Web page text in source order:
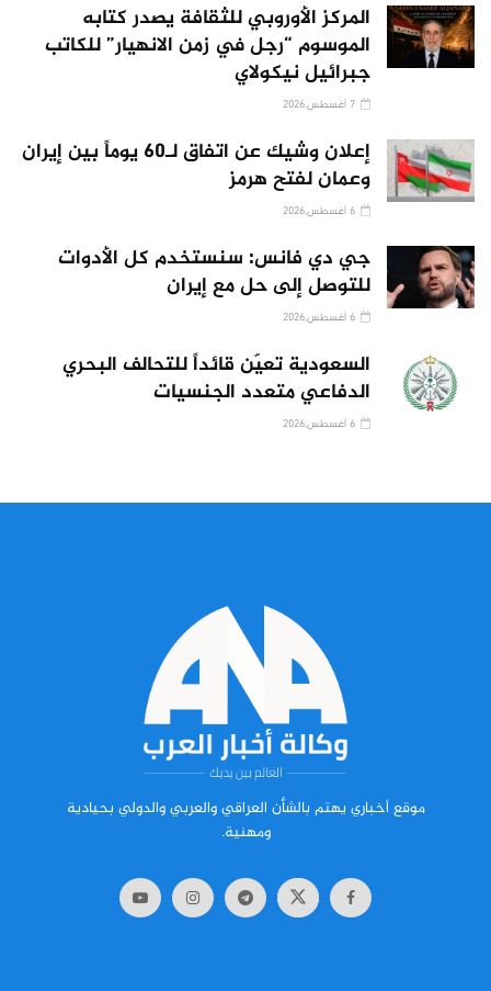
المركز الأوروبي للثقافة يصدر كتابه
الموسوم “رجل في زمن الانهيار” للكاتب
جبرائيل نيكولاي
إعلان وشيك عن اتفاق لـ60 يوماً بين إيران
وعمان لفتح هرمز
جي دي فانس: سنستخدم كل الأدوات
للتوصل إلى حل مع إيران
السعودية تعيّن قائداً للتحالف البحري
الدفاعي متعدد الجنسيات
موقع أخباري يهتم بالشأن العراقي والعربي والدولي بحيادية
ومهنية.